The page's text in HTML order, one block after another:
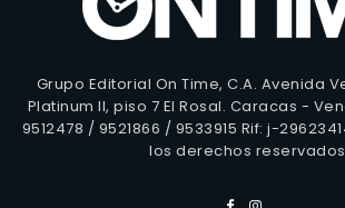
Grupo Editorial On Time, C.A. Avenida
Platinum II, piso 7 El Rosal. Caracas -
9512478 / 9521866 / 9533915 Rif: j-
los derechos